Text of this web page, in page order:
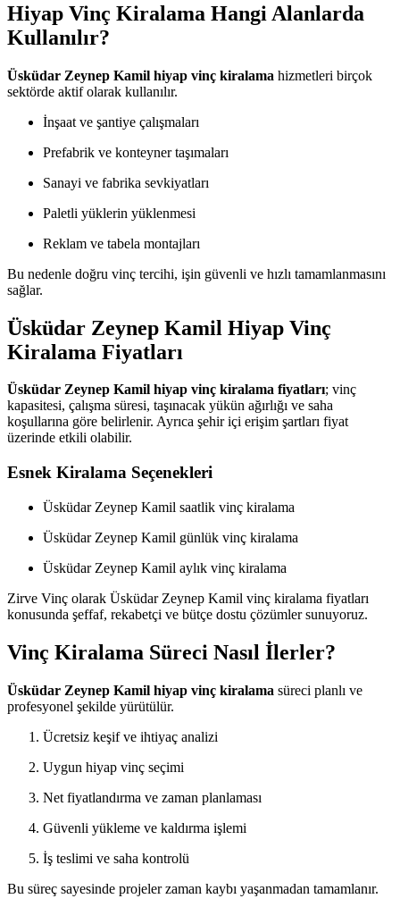
Hiyap Vinç Kiralama Hangi Alanlarda
Kullanılır?
Üsküdar Zeynep Kamil hiyap vinç kiralama hizmetleri birçok
sektörde aktif olarak kullanılır.
İnşaat ve şantiye çalışmaları
Prefabrik ve konteyner taşımaları
Sanayi ve fabrika sevkiyatları
Paletli yüklerin yüklenmesi
Reklam ve tabela montajları
Bu nedenle doğru vinç tercihi, işin güvenli ve hızlı tamamlanmasını
sağlar.
Üsküdar Zeynep Kamil Hiyap Vinç
Kiralama Fiyatları
Üsküdar Zeynep Kamil hiyap vinç kiralama fiyatları; vinç
kapasitesi, çalışma süresi, taşınacak yükün ağırlığı ve saha
koşullarına göre belirlenir. Ayrıca şehir içi erişim şartları fiyat
üzerinde etkili olabilir.
Esnek Kiralama Seçenekleri
Üsküdar Zeynep Kamil saatlik vinç kiralama
Üsküdar Zeynep Kamil günlük vinç kiralama
Üsküdar Zeynep Kamil aylık vinç kiralama
Zirve Vinç olarak Üsküdar Zeynep Kamil vinç kiralama fiyatları
konusunda şeffaf, rekabetçi ve bütçe dostu çözümler sunuyoruz.
Vinç Kiralama Süreci Nasıl İlerler?
Üsküdar Zeynep Kamil hiyap vinç kiralama süreci planlı ve
profesyonel şekilde yürütülür.
Ücretsiz keşif ve ihtiyaç analizi
Uygun hiyap vinç seçimi
Net fiyatlandırma ve zaman planlaması
Güvenli yükleme ve kaldırma işlemi
İş teslimi ve saha kontrolü
Bu süreç sayesinde projeler zaman kaybı yaşanmadan tamamlanır.